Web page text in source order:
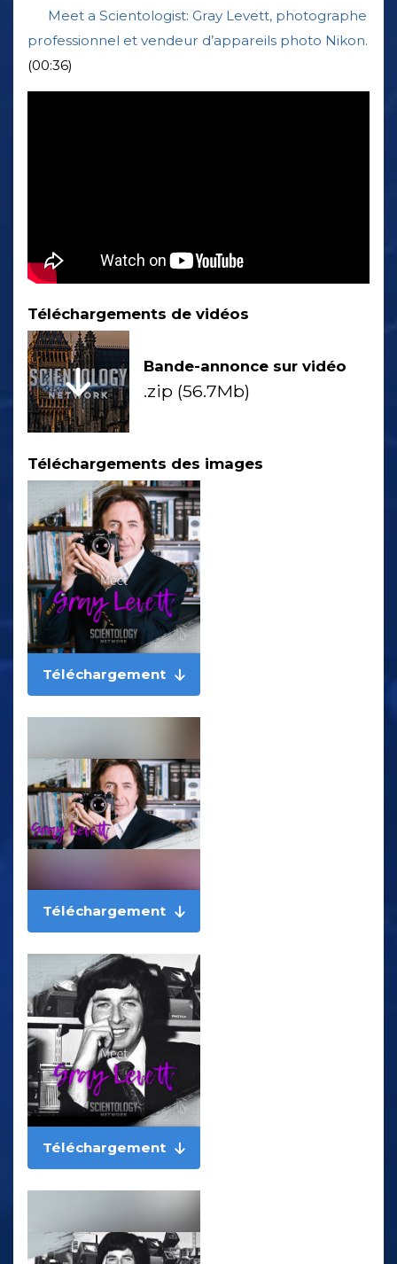
Meet a Scientologist: Gray Levett, photographe
professionnel et vendeur d’appareils photo Nikon.
(00:36)
Téléchargements de vidéos
Bande-annonce sur vidéo
.zip (56.7Mb)
Téléchargements des images
Téléchargement
Téléchargement
Téléchargement